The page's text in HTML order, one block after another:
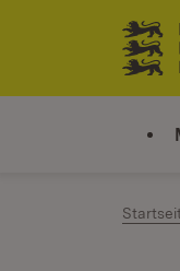
Zum Inhalt
Link